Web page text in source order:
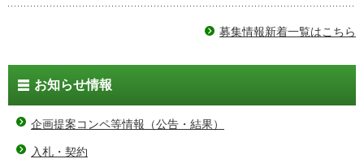
募集情報新着一覧はこちら
お知らせ情報
企画提案コンペ等情報（公告・結果）
入札・契約